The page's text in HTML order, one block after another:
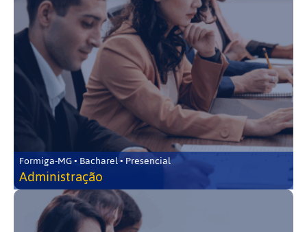
Formiga-MG • Bacharel • Presencial
Administração